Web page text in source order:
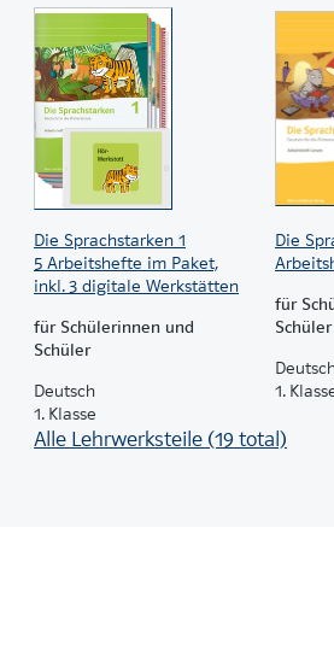
Die Sprachstarken 1
5 Arbeitshefte im Paket,
inkl. 3 digitale Werkstätten
für Schülerinnen und
Schüler
Deutsch
1. Klasse
Die
für
Schüler
1.
Alle Lehrwerksteile (19 total)